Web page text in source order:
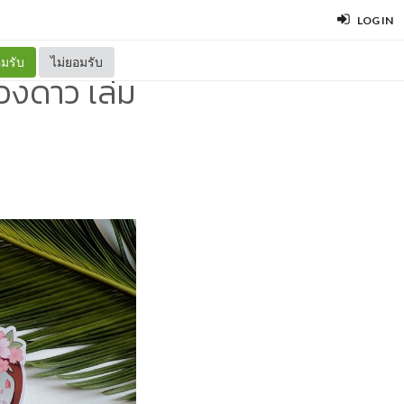
LOG IN
รับ ไม่ยอมรับ
ดาว เล่ม